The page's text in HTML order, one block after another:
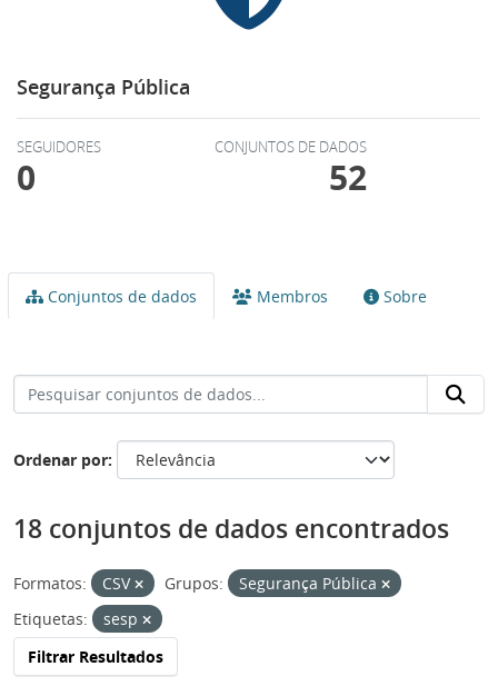
Segurança Pública
SEGUIDORES
0
CONJUNTOS DE DADOS
52
Conjuntos de dados Membros Sobre
Ordenar por
18 conjuntos de dados encontrados
Formatos: CSV Grupos:
Segurança Pública
Etiquetas:
sesp
Filtrar Resultados